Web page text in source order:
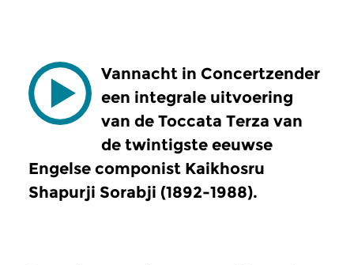
Vannacht in Concertzender
een integrale uitvoering
van de Toccata Terza van
de twintigste eeuwse
Engelse componist Kaikhosru
Shapurji Sorabji (1892-1988).